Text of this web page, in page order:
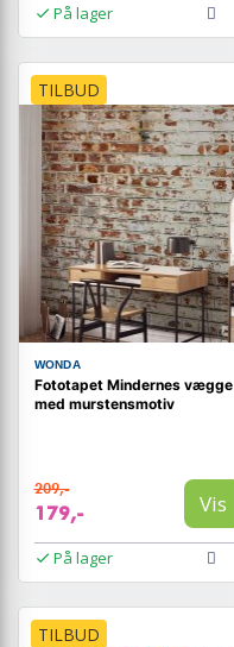
På lager
TILBUD
WONDA
Fototapet Mindernes vægge
med murstensmotiv
209,-
179,- Vis
På lager
TILBUD